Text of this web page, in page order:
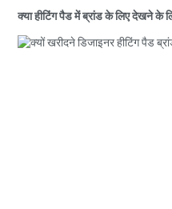
क्या हीटिंग पैड में ब्रांड के लिए देखने के